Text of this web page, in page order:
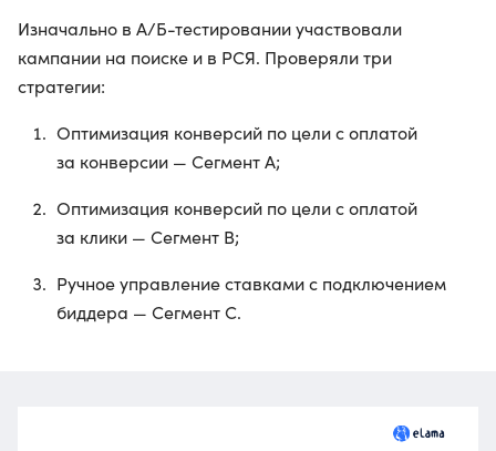
Изначально в А/Б-тестировании участвовали
кампании на поиске и в РСЯ. Проверяли три
стратегии:
Оптимизация конверсий по цели с оплатой
за конверсии — Сегмент A;
Оптимизация конверсий по цели с оплатой
за клики — Сегмент B;
Ручное управление ставками с подключением
биддера — Сегмент C.